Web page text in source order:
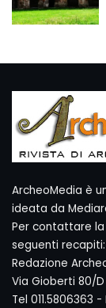
ArcheoMedia è
ideata da
Per contattare
seguenti recapiti:
Redazione
Via Gioberti 80/D
Tel 011.5806363 -